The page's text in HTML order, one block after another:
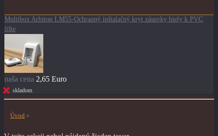
Multibox Arbiton LM55-Ochranný inštalačný kryt zásuvky biely k PVC
lište
naša cena 2,65 Euro
skladom
Úvod »